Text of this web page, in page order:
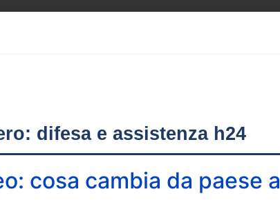
difesa e assistenza h24
cosa cambia da paese a